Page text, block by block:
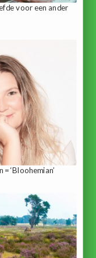
voor een ander
‘Bloohemian’